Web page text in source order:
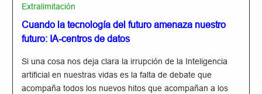
Extralimitación
Cuando la tecnología del futuro amenaza nuestro
futuro: IA-centros de datos
Si una cosa nos deja clara la irrupción de la Inteligencia
artificial en nuestras vidas es la falta de debate que
acompaña todos los nuevos hitos que acompañan a los